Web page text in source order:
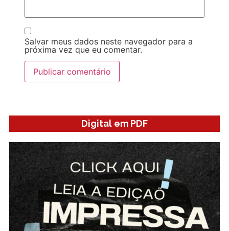
Salvar meus dados neste navegador para a
próxima vez que eu comentar.
Digital em PDF